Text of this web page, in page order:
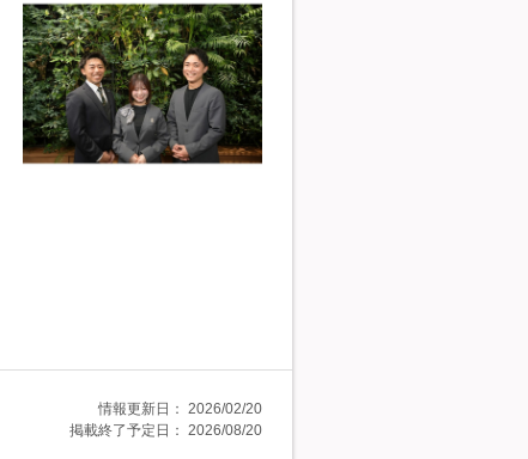
情報更新日： 2026/02/20
掲載終了予定日： 2026/08/20